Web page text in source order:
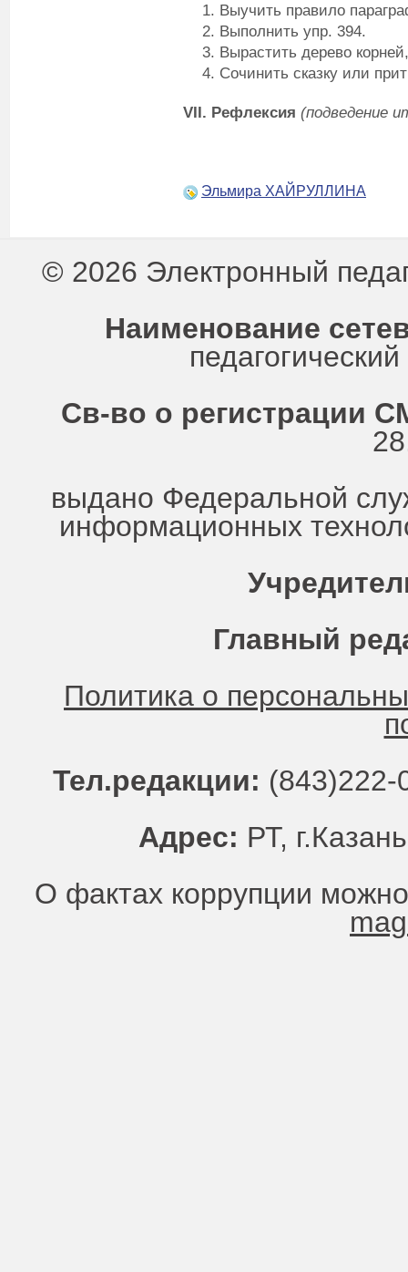
Выучить правило
Выполнить упр. 394.
Вырастить дерево
Сочинить сказку или
VII. Рефлексия (подведение
Эльмира ХАЙРУЛЛИНА
© 2026 Электронный
Наименование
Св-во о регистрации
выдано Федеральной
информационных
Главный
Политика о
Тел.редакции:
Адрес: РТ,
О фактах коррупции